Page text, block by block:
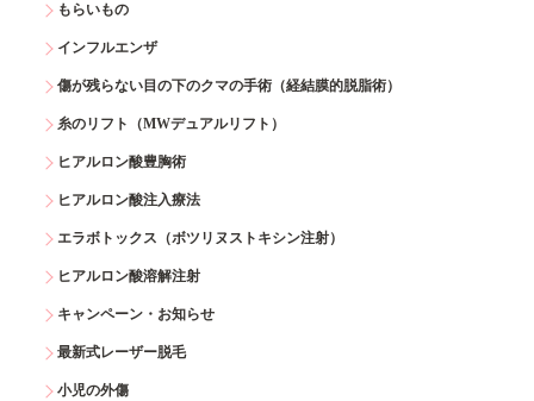
もらいもの
インフルエンザ
傷が残らない目の下のクマの手術（経結膜的脱脂術）
糸のリフト（MWデュアルリフト）
ヒアルロン酸豊胸術
ヒアルロン酸注入療法
エラボトックス（ボツリヌストキシン注射）
ヒアルロン酸溶解注射
キャンペーン・お知らせ
最新式レーザー脱毛
小児の外傷